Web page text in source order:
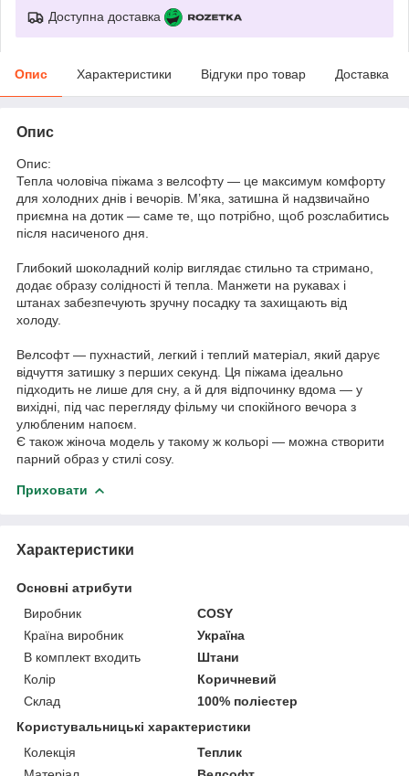
Доступна доставка
Опис Характеристики Відгуки про товар Доставка
Опис
Опис:
Тепла чоловіча піжама з велсофту — це максимум комфорту
для холодних днів і вечорів. М’яка, затишна й надзвичайно
приємна на дотик — саме те, що потрібно, щоб розслабитись
після насиченого дня.
Глибокий шоколадний колір виглядає стильно та стримано,
додає образу солідності й тепла. Манжети на рукавах і
штанах забезпечують зручну посадку та захищають від
холоду.
Велсофт — пухнастий, легкий і теплий матеріал, який дарує
відчуття затишку з перших секунд. Ця піжама ідеально
підходить не лише для сну, а й для відпочинку вдома — у
вихідні, під час перегляду фільму чи спокійного вечора з
улюбленим напоєм.
Є також жіноча модель у такому ж кольорі — можна створити
парний образ у стилі cosy.
Приховати
Характеристики
Основні атрибути
Виробник
COSY
Країна виробник
Україна
В комплект входить
Штани
Колір
Коричневий
Склад
100% поліестер
Користувальницькі характеристики
Колекція
Теплик